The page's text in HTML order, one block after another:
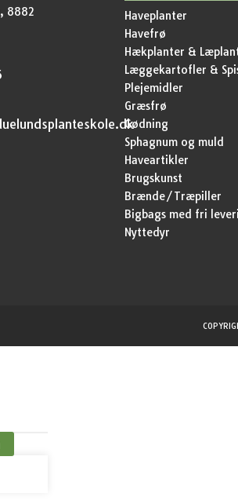
8882
Haveplanter
Havefrø
Hækplanter &
Læggekartofler &
Plejemidler
Græsfrø
Gødning
Sphagnum og muld
Haveartikler
Brugskunst
Brænde/Træpiller
Bigbags med fri
Nyttedyr